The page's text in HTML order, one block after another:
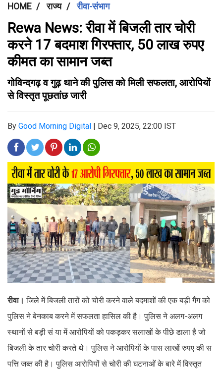
HOME राज्य रीवा-संभाग
Rewa News: रीवा में बिजली तार चोरी
करने 17 बदमाश गिरफ्तार, 50 लाख रुपए
कीमत का सामान जब्त
गोविन्दगढ़ व गुढ़ थाने की पुलिस को मिली सफलता, आरोपियों
से विस्तृत पूछतांछ जारी
By Good Morning Digital | Dec 9, 2025, 22:00 IST
रीवा।जिले में बिजली तारों को चोरी करने वाले बदमाशों की एक बड़ी गैंग को
पुलिस ने बेनकाब करने में सफलता हासिल की है। पुलिस ने अलग-अलग
स्थानों से बड़ी सं या में आरोपियों को पकड़कर सलाखों के पीछे डाला है जो
बिजली के तार चोरी करते थे। पुलिस ने आरोपियों के पास लाखों रुपए की स
पत्ति जब्त की है। पुलिस आरोपियों से चोरी की घटनाओं के बारे में विस्तृत